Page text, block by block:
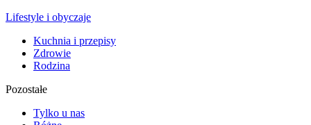
Lifestyle i obyczaje
Kuchnia i przepisy
Zdrowie
Rodzina
Pozostałe
Tylko u nas